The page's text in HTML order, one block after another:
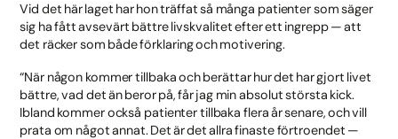
Vid det här laget har hon träffat så många patienter som säger
sig ha fått avsevärt bättre livskvalitet efter ett ingrepp — att
det räcker som både förklaring och motivering.
“När någon kommer tillbaka och berättar hur det har gjort livet
bättre, vad det än beror på, får jag min absolut största kick.
Ibland kommer också patienter tillbaka flera år senare, och vill
prata om något annat. Det är det allra finaste förtroendet —